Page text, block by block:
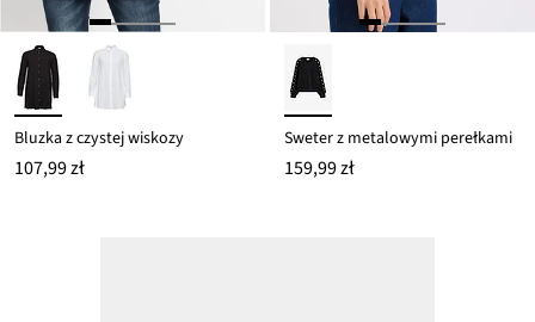
Bluzka z czystej wiskozy
107,99 zł
Sweter z metalowymi perełkami
159,99 zł